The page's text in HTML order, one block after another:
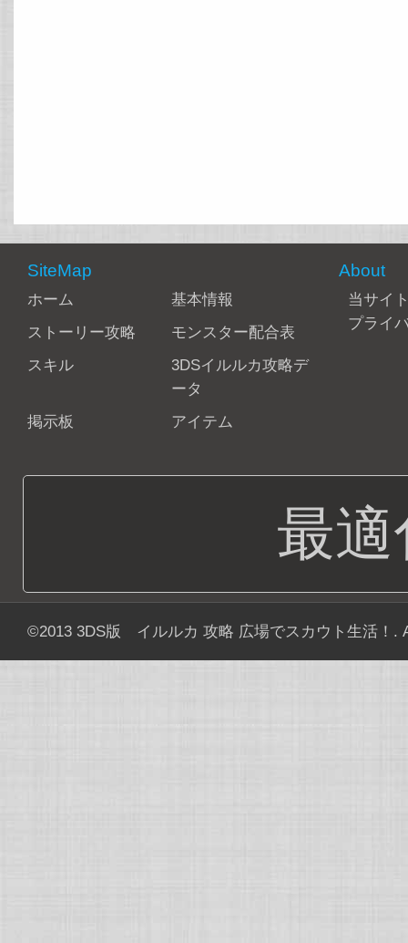
SiteMap
ホーム
基本情報
ストーリー攻略
モンスター配合表
スキル
3DSイルルカ攻略デ
ータ
掲示板
アイテム
About
当サイ
プライ
最
©2013 3DS版 イルルカ 攻略 広場でスカウト生活！ .